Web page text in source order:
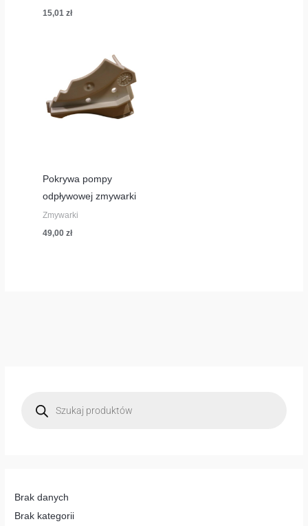
p
o
Brak danych
Brak kategorii
15,01zł
Pokrywa pompy
odpływowej zmywarki
Zmywarki
49,00zł